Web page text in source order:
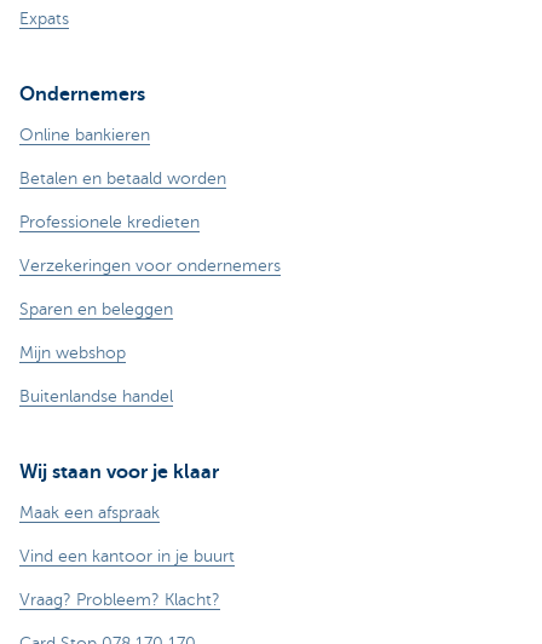
Expats
Ondernemers
Online bankieren
Betalen en betaald worden
Professionele kredieten
Verzekeringen voor ondernemers
Sparen en beleggen
Mijn webshop
Buitenlandse handel
Wij staan voor je klaar
Maak een afspraak
Vind een kantoor in je buurt
Vraag? Probleem? Klacht?